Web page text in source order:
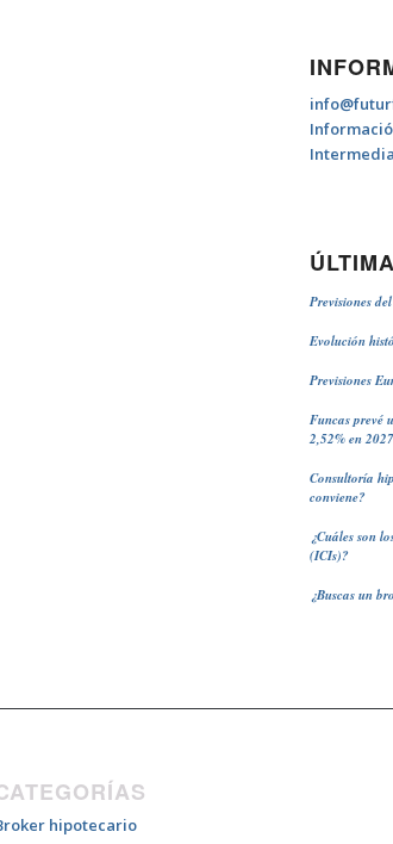
Previsiones
Evolución
Previsiones
Funcas prevé
2,52% en 2027
Consultoría
conviene?
¿Cuáles son
(ICIs)?
¿Buscas un
hipotecario